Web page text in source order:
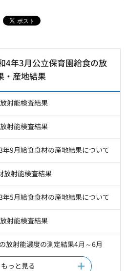
4年3月公立保育園給食の放
・産地結果
射能検査結果
射能検査結果
9月給食食材の産地結果について
放射能検査結果
5月給食食材の産地結果について
射能検査結果
放射能濃度の測定結果4月～6月
もっと見る